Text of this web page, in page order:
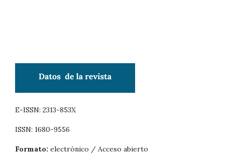
E-ISSN: 2313-853X
ISSN: 1680-9556
Formato: electrónico / Acceso abierto